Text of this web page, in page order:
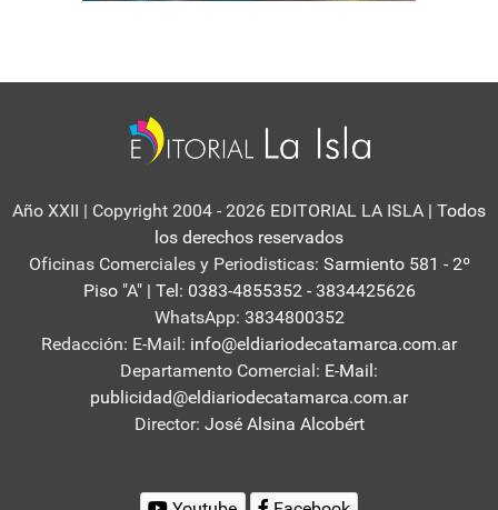
Año XXII | Copyright 2004 - 2026 EDITORIAL LA ISLA | Todos
los derechos reservados
Oficinas Comerciales y Periodisticas: Sarmiento 581 - 2º
Piso "A" | Tel: 0383-4855352 - 3834425626
WhatsApp: 3834800352
Redacción: E-Mail: info@eldiariodecatamarca.com.ar
Departamento Comercial: E-Mail:
publicidad@eldiariodecatamarca.com.ar
Director: José Alsina Alcobért